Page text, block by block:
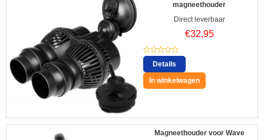
magneethouder
Direct leverbaar
€32,95
Details
In winkelwagen
Magneethouder voor Wave